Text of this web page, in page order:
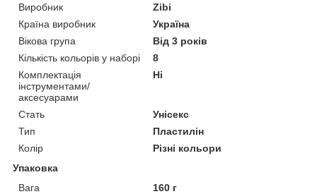
Виробник
Zibi
Країна виробник
Україна
Вікова група
Від 3 років
Кількість кольорів у наборі
8
Комплектація
інструментами/
аксесуарами
Ні
Стать
Унісекс
Тип
Пластилін
Колір
Різні кольори
Упаковка
Вага
160 г